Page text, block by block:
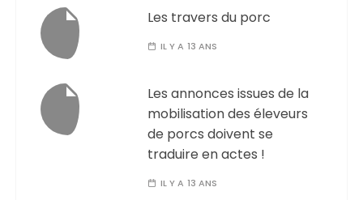
Les travers du porc
IL Y A 13 ANS
Les annonces issues de la
mobilisation des éleveurs
de porcs doivent se
traduire en actes !
IL Y A 13 ANS